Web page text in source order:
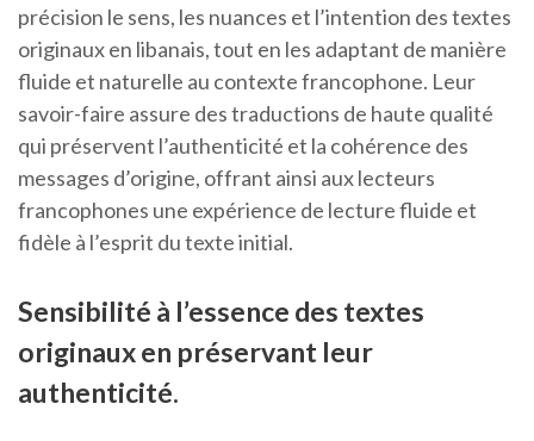
précision le sens, les nuances et l’intention des textes
originaux en libanais, tout en les adaptant de manière
fluide et naturelle au contexte francophone. Leur
savoir-faire assure des traductions de haute qualité
qui préservent l’authenticité et la cohérence des
messages d’origine, offrant ainsi aux lecteurs
francophones une expérience de lecture fluide et
fidèle à l’esprit du texte initial.
Sensibilité à l’essence des textes
originaux en préservant leur
authenticité.